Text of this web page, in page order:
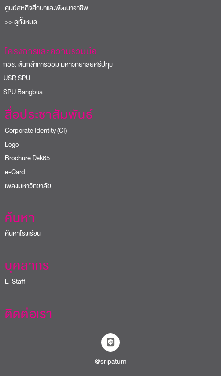
ศูนย์สหกิจศึกษาและพัฒนาอาชีพ
>> ดูทั้งหมด
โครงการและความร่วมมือ
ช. ต้นกล้าการออม มหาวิทยาลัยศรีปทุม
SPU
Bangbua
สื่อประชาสัมพันธ์
Corporate Identity (CI)
Logo
Brochure Dek65
e-Card
เพลงมหาวิทยาลัย
ค้นหา
ค้นหาโรงเรียน
บุคลากร
E-Staff
ติดต่อเรา
@sripatum